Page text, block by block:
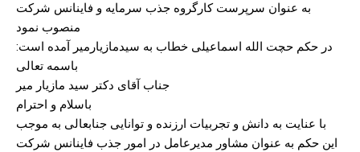
به عنوان سرپرست کارگروه جذب سرمایه و فاینانس شرکت
منصوب نمود
در حکم حچت الله اسماعیلی خطاب به سیدمازیارمیر آمده است:
باسمه تعالی
جناب آقای دکتر سید مازیار میر
باسلام و احترام
با عنایت به دانش و تجربیات ارزنده و توانایی جنابعالی به موجب
این حکم به عنوان مشاور مدیرعامل در امور جذب فاینانس شرکت